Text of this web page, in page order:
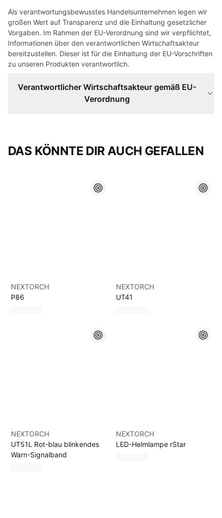
Als verantwortungsbewusstes Handelsunternehmen legen wir
großen Wert auf Transparenz und die Einhaltung gesetzlicher
Vorgaben. Im Rahmen der EU-Verordnung sind wir verpflichtet,
Informationen über den verantwortlichen Wirtschaftsakteur
bereitzustellen. Dieser ist für die Einhaltung der EU-Vorschriften
zu unseren Produkten verantwortlich.
Verantwortlicher Wirtschaftsakteur gemäß EU-
Verordnung
DAS KÖNNTE DIR AUCH GEFALLEN
NEXTORCH
P86
NEXTORCH
UT41
NEXTORCH
UT51L Rot-blau blinkendes
Warn-Signalband
NEXTORCH
LED-Helmlampe rStar